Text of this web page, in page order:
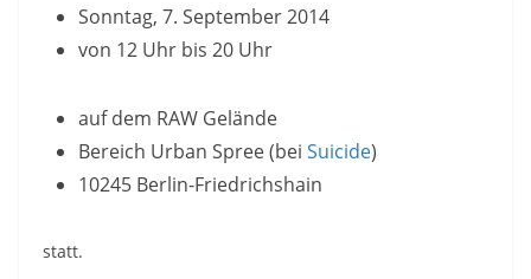
Sonntag, 7. September 2014
von 12 Uhr bis 20 Uhr
auf dem RAW Gelände
Bereich Urban Spree (bei Suicide)
10245 Berlin-Friedrichshain
statt.